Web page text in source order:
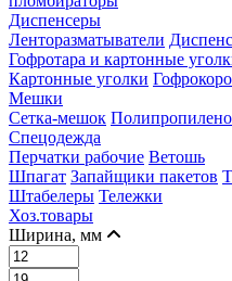
Диспенсеры
Ленторазматыватели
Гофротара и картонные
Картонные уголки
Мешки
Сетка-мешок
Спецодежда
Перчатки рабочие Ветошь
Шпагат Запайщики пакетов
Штабелеры Тележки
Хоз.товары
Ширина, мм